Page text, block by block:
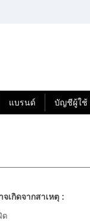
แบรนด์ บัญชีผู้ใช้
เกิดจากสาเหตุ :
ด